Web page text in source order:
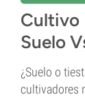
Cultivo
Suelo
¿Suelo o
cultivadores